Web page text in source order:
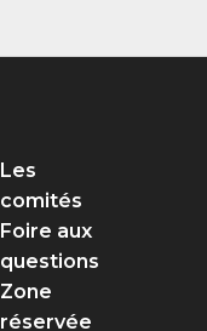
Les
comités
Foire aux
questions
Zone
réservée